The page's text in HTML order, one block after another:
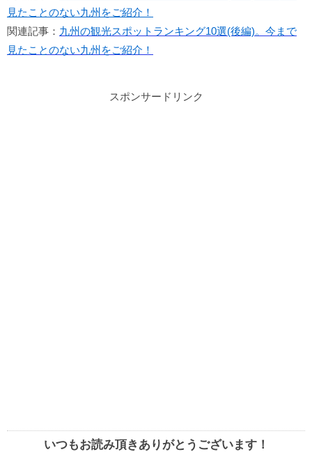
見たことのない九州をご紹介！
関連記事： 九州の観光スポットランキング10選(後編)。今まで
見たことのない九州をご紹介！
スポンサードリンク
いつもお読み頂きありがとうございます！